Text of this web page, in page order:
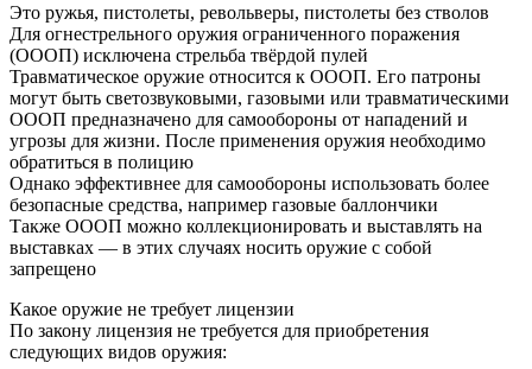
Это ружья, пистолеты, револьверы, пистолеты без стволов
Для огнестрельного оружия ограниченного поражения
(ОООП) исключена стрельба твёрдой пулей
Травматическое оружие относится к ОООП. Его патроны
могут быть светозвуковыми, газовыми или травматическими
ОООП предназначено для самообороны от нападений и
угрозы для жизни. После применения оружия необходимо
обратиться в полицию
Однако эффективнее для самообороны использовать более
безопасные средства, например газовые баллончики
Также ОООП можно коллекционировать и выставлять на
выставках — в этих случаях носить оружие с собой
запрещено
Какое оружие не требует лицензии
По закону лицензия не требуется для приобретения
следующих видов оружия: